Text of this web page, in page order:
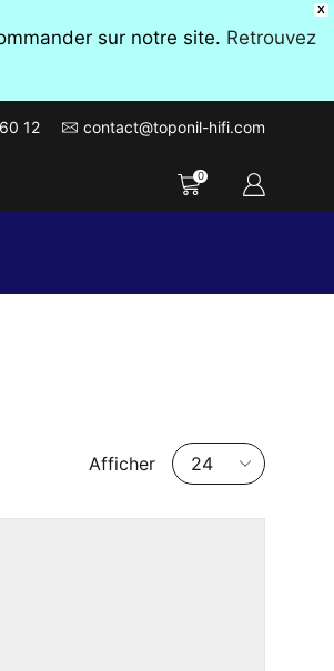
X
sur notre site. Retrouvez
12 contact@toponil-hifi.com
0
Afficher
Nombre
de